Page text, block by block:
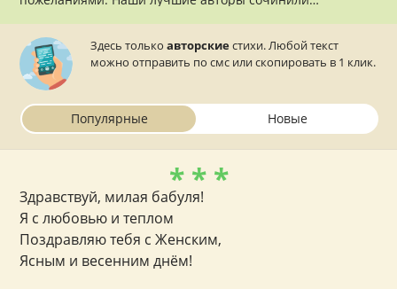
для бабушки, которые осталось только отправить на
мобильный телефон.
Здесь толькоавторские стихи. Любой текст
можно отправить по смс или скопировать в 1 клик.
Популярные Новые
* * *
Здравствуй, милая бабуля!
Я с любовью и теплом
Поздравляю тебя с Женским,
Ясным и весенним днём!